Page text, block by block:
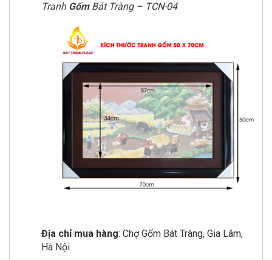
Tranh GốmBát Tràng– TCN-04
Địa chỉ mua hàng: Chợ Gốm Bát Tràng, Gia Lâm,
Hà Nội